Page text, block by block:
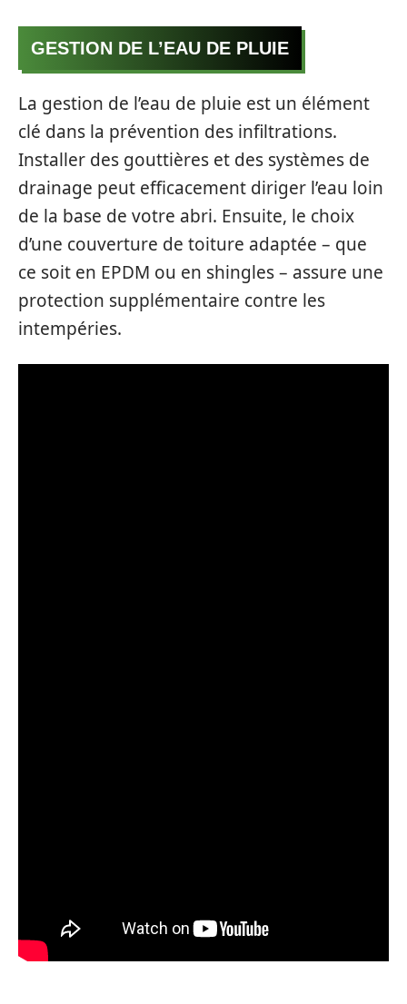
GESTION DE L’EAU DE PLUIE
La gestion de l’eau de pluie est un élément
clé dans la prévention des infiltrations.
Installer des gouttières et des systèmes de
drainage peut efficacement diriger l’eau loin
de la base de votre abri. Ensuite, le choix
d’une couverture de toiture adaptée – que
ce soit en EPDM ou en shingles – assure une
protection supplémentaire contre les
intempéries.